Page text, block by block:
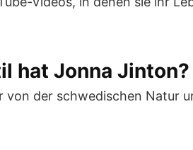
hat Jonna Jinton?
der schwedischen Natur